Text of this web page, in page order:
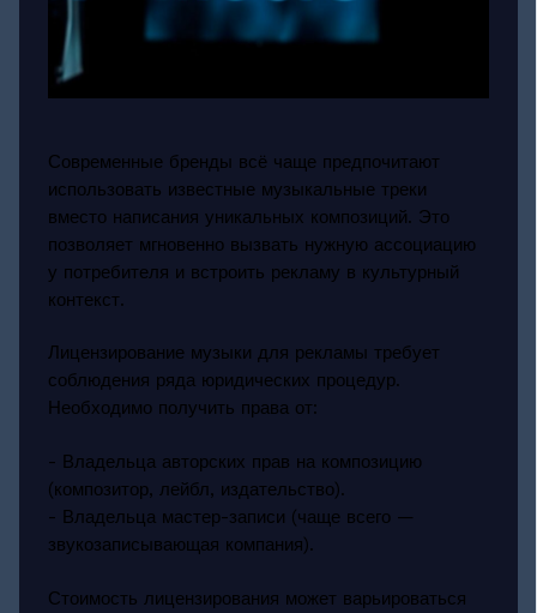
Современные бренды всё чаще предпочитают
использовать известные музыкальные треки
вместо написания уникальных композиций. Это
позволяет мгновенно вызвать нужную ассоциацию
у потребителя и встроить рекламу в культурный
контекст.
Лицензирование музыки для рекламы требует
соблюдения ряда юридических процедур.
Необходимо получить права от:
- Владельца авторских прав на композицию
(композитор, лейбл, издательство).
- Владельца мастер-записи (чаще всего —
звукозаписывающая компания).
Стоимость лицензирования может варьироваться